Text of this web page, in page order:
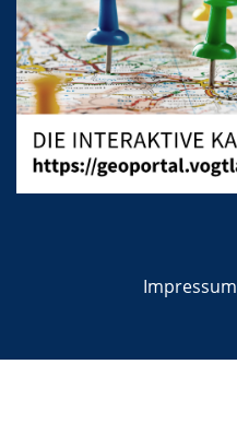
Impressum